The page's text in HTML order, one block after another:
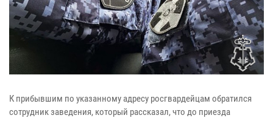
К прибывшим по указанному адресу росгвардейцам обратился
сотрудник заведения, который рассказал, что до приезда